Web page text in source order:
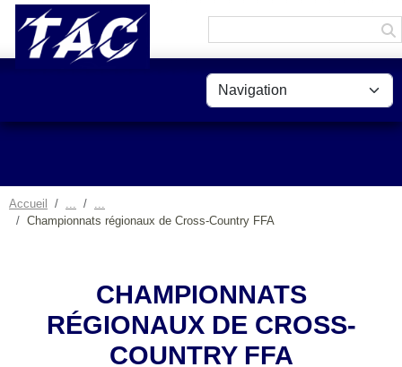
Accueil
Championnats régionaux de Cross-Country FFA
CHAMPIONNATS
RÉGIONAUX DE CROSS-
COUNTRY FFA
Panneau de gestion des cookies